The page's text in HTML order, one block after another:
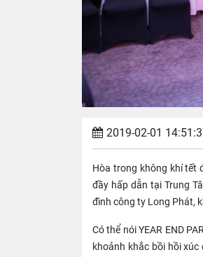
2019-02-01
Hòa trong không khí tết
đầy hấp dẫn tại Trung
đình công ty Long Phát,
Có thể nói YEAR END
khoảnh khắc bồi hồi